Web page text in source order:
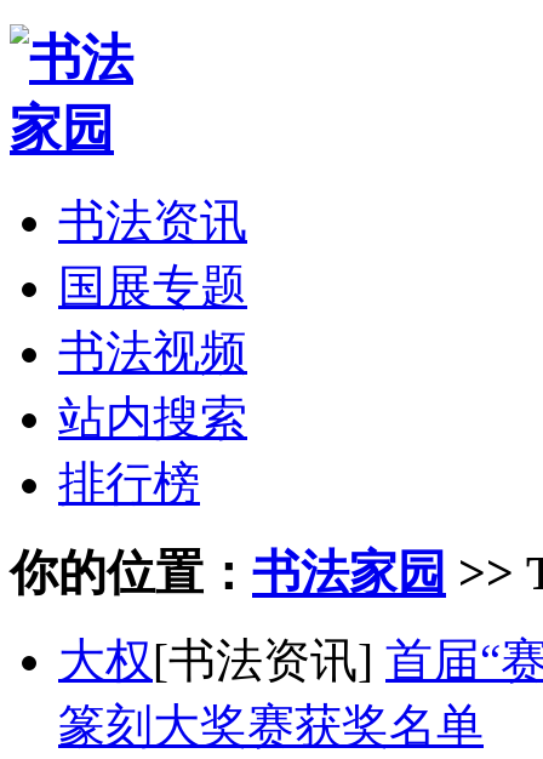
书法资讯
国展专题
书法视频
站内搜索
排行榜
你的位置： 书法家园 >>
大权[书法资讯] 首届“
篆刻大奖赛获奖名单